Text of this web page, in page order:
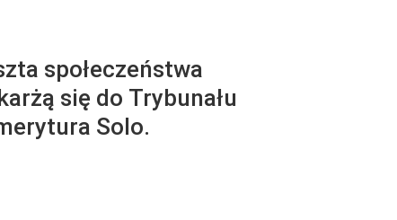
społeczeństwa
się do Trybunału
Solo.